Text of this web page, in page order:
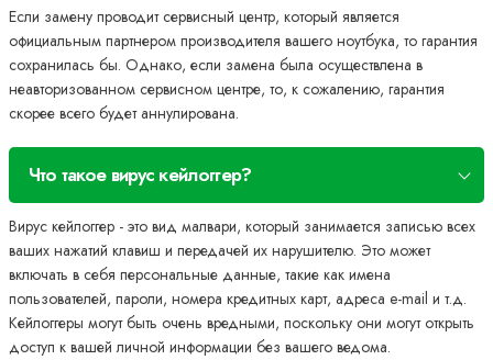
Если замену проводит сервисный центр, который является
официальным партнером производителя вашего ноутбука, то гарантия
сохранилась бы. Однако, если замена была осуществлена в
неавторизованном сервисном центре, то, к сожалению, гарантия
скорее всего будет аннулирована.
Что такое вирус кейлоггер?
Вирус кейлоггер - это вид малвари, который занимается записью всех
ваших нажатий клавиш и передачей их нарушителю. Это может
включать в себя персональные данные, такие как имена
пользователей, пароли, номера кредитных карт, адреса e-mail и т.д.
Кейлоггеры могут быть очень вредными, поскольку они могут открыть
доступ к вашей личной информации без вашего ведома.